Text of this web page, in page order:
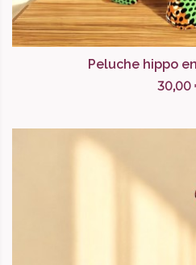
Peluche hippo
30,00